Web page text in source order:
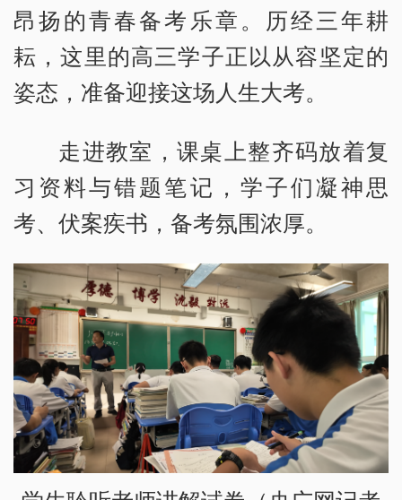
昂扬的青春备考乐章。历经三年耕
耘，这里的高三学子正以从容坚定的
姿态，准备迎接这场人生大考。
走进教室，课桌上整齐码放着复
习资料与错题笔记，学子们凝神思
考、伏案疾书，备考氛围浓厚。